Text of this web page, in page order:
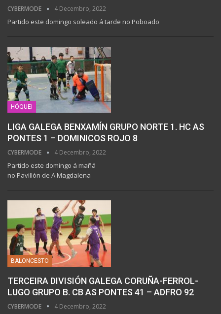
CYBERMODE 4 Decembro, 2022
Partido este domingo soleado á tarde no Poboado
HÓQUEI
LIGA GALEGA BENXAMÍN GRUPO NORTE 1. HC AS
PONTES 1 – DOMINICOS ROJO 8
CYBERMODE 4 Decembro, 2022
Partido este domingo á mañá
no Pavillón de A Magdalena
BALONCESTO
TERCEIRA DIVISIÓN GALEGA CORUÑA-FERROL-
LUGO GRUPO B. CB AS PONTES 41 – ADFRO 92
CYBERMODE 4 Decembro, 2022